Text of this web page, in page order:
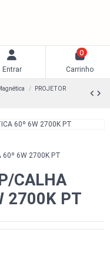
Entrar
0
Carrinho
PROJETOR
CALHA
2700K PT